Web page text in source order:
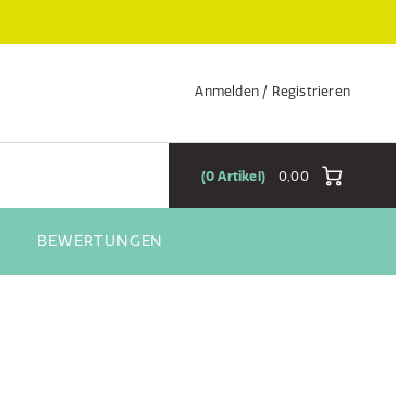
Anmelden / Registrieren
0,00
0 Artikel
BEWERTUNGEN